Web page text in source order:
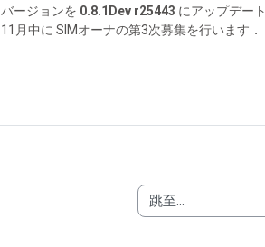
バージョンを 0.8.1Dev r25443 にアップデー
11月中に SIMオーナの第3次募集を行います．
跳至...